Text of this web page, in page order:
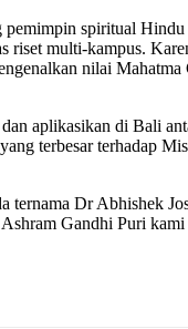
spiritual
riset multi-kampus.
nilai
aplikasikan di Bali
terbesar terhadap
ternama Dr Abhishek
Gandhi Puri